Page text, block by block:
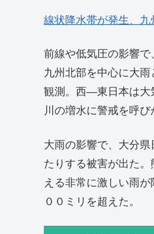
線状降水帯が発生、
前線や低気圧の影響
九州北部を中心に大
観測。西―東日本は大
川の増水に警戒を呼び
大雨の影響で、大分
たりする被害が出た
える非常に激しい雨
００ミリを超えた。